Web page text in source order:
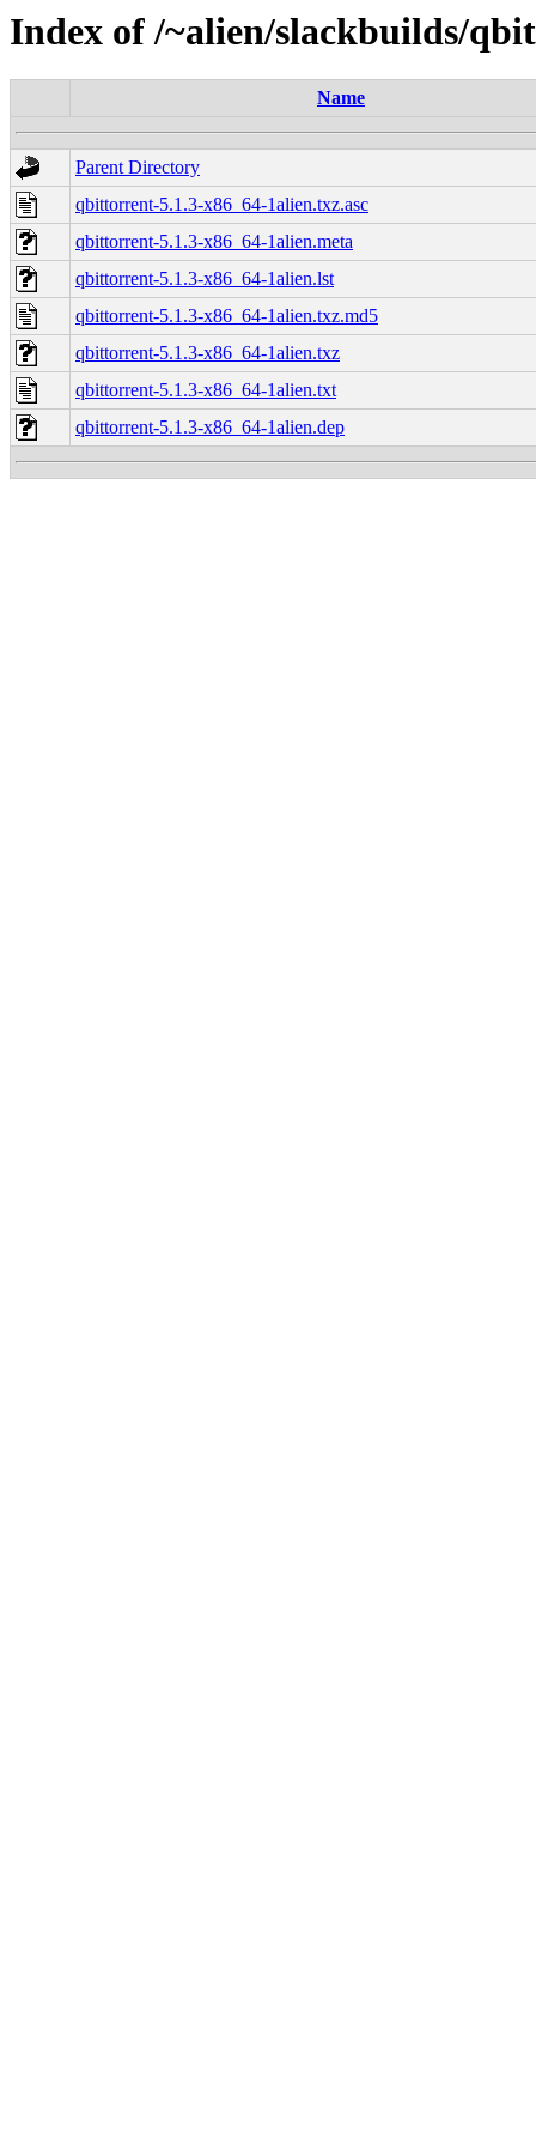
Index of /~alien/slackbuilds/
Name
Parent Directory
qbittorrent-5.1.3-x86_64-1alien.txz.asc
qbittorrent-5.1.3-x86_64-1alien.meta
qbittorrent-5.1.3-x86_64-1alien.lst
qbittorrent-5.1.3-x86_64-1alien.txz.md5
qbittorrent-5.1.3-x86_64-1alien.txz
qbittorrent-5.1.3-x86_64-1alien.txt
qbittorrent-5.1.3-x86_64-1alien.dep